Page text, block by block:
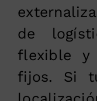
de
flexible y
fijos. Si